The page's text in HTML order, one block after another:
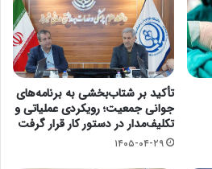
تأکید بر شتاب‌بخشی به برنامه‌های
جوانی جمعیت؛ رویکردی عملیاتی و
تکلیف‌مدار در دستور کار قرار گرفت
۱۴۰۵-۰۴-۲۹